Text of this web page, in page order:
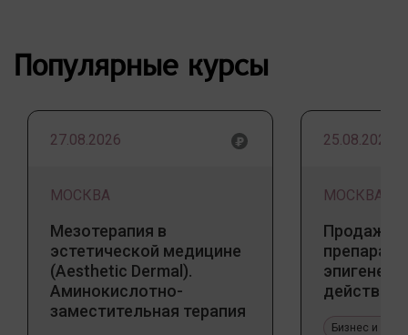
Популярные курсы
27.08.2026
МОСКВА
Мезотерапия в
эстетической медицине
(Aesthetic Dermal).
Аминокислотно-
заместительная терапия
25.08.2026
МОСКВА
Продажа
действия
Бизнес и